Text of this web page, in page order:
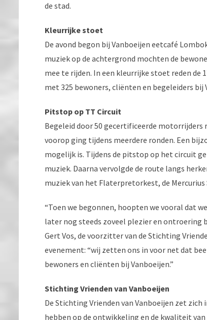
de stad.
Kleurrijke stoet
De avond begon bij Vanboeijen eetcafé
muziek op de achtergrond mochten de
mee te rijden. In een kleurrijke stoet reden de
met 325 bewoners, cliënten en begeleiders bij
Pitstop op TT Circuit
Begeleid door 50 gecertificeerde motorrijders
voorop ging tijdens meerdere ronden. Een
mogelijk is. Tijdens de pitstop op het circuit
muziek. Daarna vervolgde de route langs
muziek van het Flaterpretorkest, de Mercurius
“Toen we begonnen, hoopten we vooral dat
later nog steeds zoveel plezier en ontroering
Gert Vos, de voorzitter van de Stichting
evenement: “wij zetten ons in voor net dat
bewoners en cliënten bij Vanboeijen.”
Stichting Vrienden van Vanboeijen
De Stichting Vrienden van Vanboeijen zet
hebben op de ontwikkeling en de kwaliteit